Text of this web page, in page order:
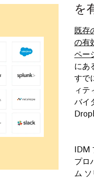
を
既存
の有
ペー
にあ
すで
ィテ
バイ
IDM
プロ
ム ソ